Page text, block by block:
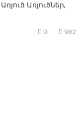
Առյուծներ,
0 982